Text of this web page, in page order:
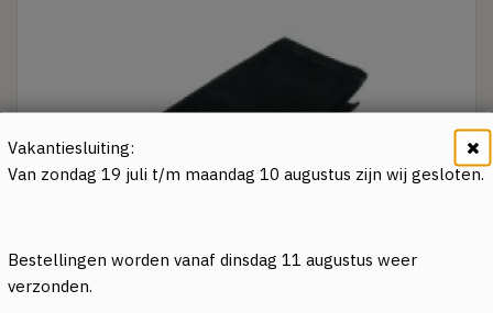
Vakantiesluiting:
Van zondag 19 juli t/m maandag 10 augustus zijn wij gesloten.
Bestellingen worden vanaf dinsdag 11 augustus weer
verzonden.